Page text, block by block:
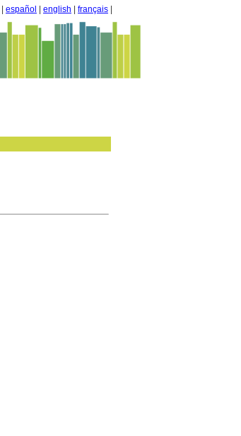
español english français